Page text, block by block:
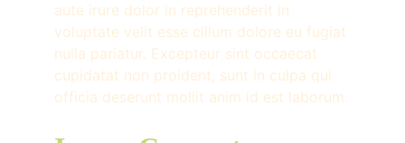
aute irure dolor in reprehenderit in
voluptate velit esse cillum dolore eu fugiat
nulla pariatur. Excepteur sint occaecat
cupidatat non proident, sunt in culpa qui
officia deserunt mollit anim id est laborum.